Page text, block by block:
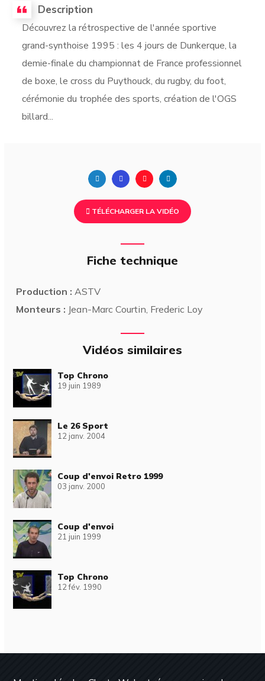
Description
Découvrez la rétrospective de l'année sportive
grand-synthoise 1995 : les 4 jours de Dunkerque, la
demie-finale du championnat de France professionnel
de boxe, le cross du Puythouck, du rugby, du foot,
cérémonie du trophée des sports, création de l'OGS
billard...
TÉLÉCHARGER LA VIDÉO
Fiche technique
Production : ASTV
Monteurs : Jean-Marc Courtin, Frederic Loy
Vidéos similaires
Top Chrono
19 juin 1989
Le 26 Sport
12 janv. 2004
Coup d'envoi Retro 1999
03 janv. 2000
Coup d'envoi
21 juin 1999
Top Chrono
12 fév. 1990